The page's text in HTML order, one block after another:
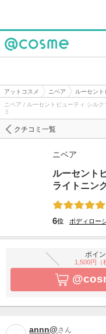
アットコスメ ニベア
ルーセン
ニベア / ルーセントビューティ シル
ミ
クチコミ一覧
ニベア
ルーセント
ライトニン
6位 ボディロー
ポイ
1,500円（
annn@さん